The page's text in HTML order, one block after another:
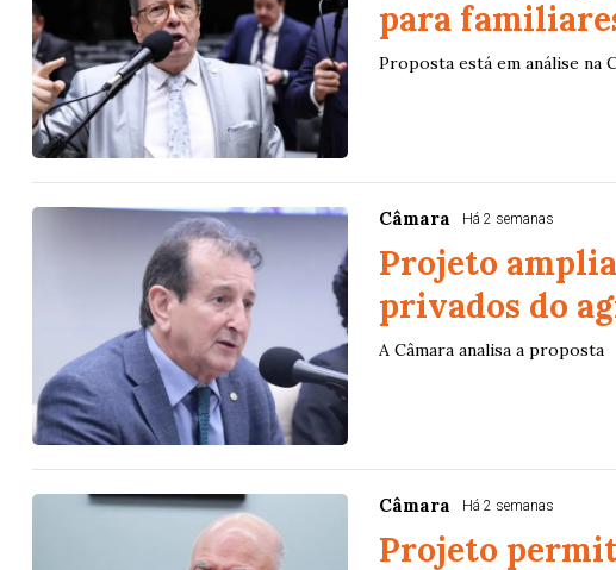
para
Proposta está em análise na
Câmara Há 2 semanas
Projeto
privados do
A Câmara analisa a proposta
Câmara Há 2 semanas
Projeto